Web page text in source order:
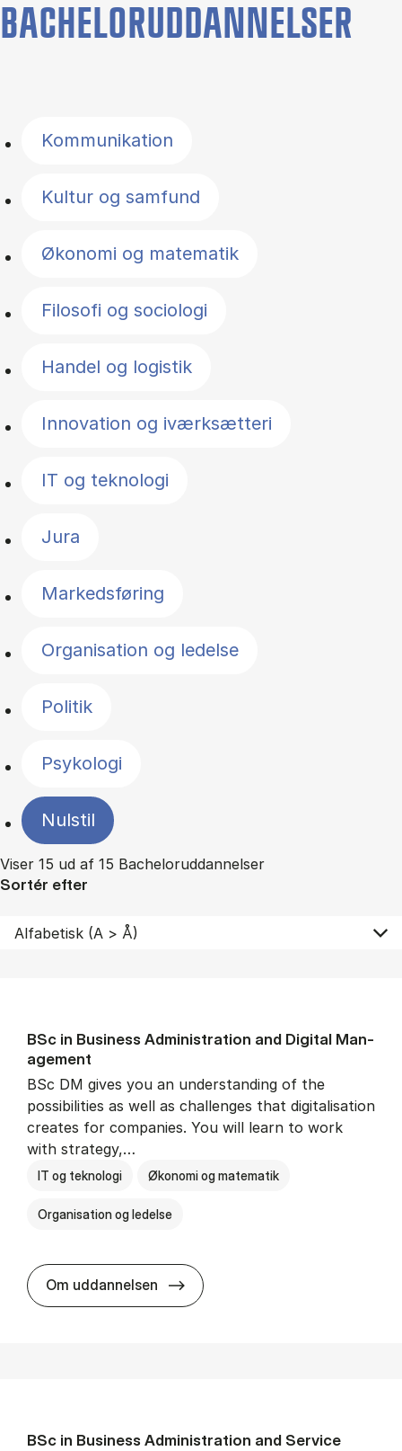
BACHELORUDDANNELSER
Kommunikation
Kultur og samfund
Økonomi og matematik
Filosofi og sociologi
Handel og logistik
Innovation og iværksætteri
IT og teknologi
Jura
Markedsføring
Organisation og ledelse
Politik
Psykologi
Nulstil
Viser 15 ud af 15 Bacheloruddannelser
Sortér efter
BSc in Busi­ness Ad­min­is­tra­tion and Di­git­al Man­
age­ment
BSc DM gives you an understanding of the
possibilities as well as challenges that digitalisation
creates for companies. You will learn to work
with strategy,…
IT og teknologi Økonomi og matematik
Organisation og ledelse
Om uddannelsen BSc in Busi­ness Ad­min­is­tra­tion
BSc in Busi­ness Ad­min­is­tra­tion and Ser­vice